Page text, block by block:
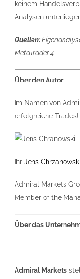
keinem
Analysen
Quellen:
MetaTrader 4
Über den Autor:
Im Namen von
erfolgreiche Trades!
Ihr Jens Chrzanowski
Admiral Markets
Member of the
Über das
Admiral Markets